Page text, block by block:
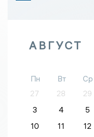
АВГУСТ
Пн Вт Ср
27
28 29
3
4 5
10
11 12